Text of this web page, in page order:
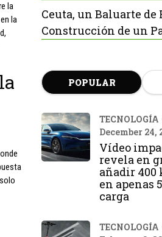
la
la
Ceuta, un Baluarte de
Construcción de un
POPULAR
TECNOLOGÍA
December 24,
Vídeo
revela en
añadir 400
en apenas
carga
TECNOLOGÍA